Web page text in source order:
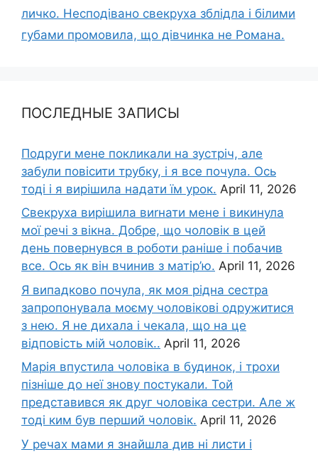
личко. Несподівано свекруха зблідла і білими
губами промовила, що дівчинка не Романа.
ПОСЛЕДНЫЕ ЗАПИСЫ
Подруги мене покликали на зустріч, але
забули повісити трубку, і я все почула. Ось
тоді і я вирішила надати їм урок. April 11, 2026
Свекруха вирішила виrнати мене і викинула
мої речі з вікна. Добре, що чоловік в цей
день повернувся в роботи раніше і побачив
все. Ось як він вчинив з матір’ю. April 11, 2026
Я випадково почула, як моя рідна сестра
запропонувала моєму чоловікові одружитися
з нею. Я не дихала і чекала, що на це
відповість мій чоловік.. April 11, 2026
Марія впустила чоловіка в будинок, і трохи
пізніше до неї знову постукали. Той
представився як друг чоловіка сестри. Але ж
тоді ким був перший чоловік. April 11, 2026
У речах мами я знайшла див ні листи і